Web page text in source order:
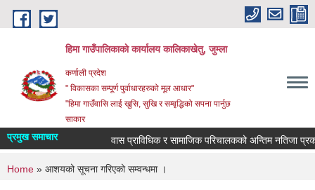
Skip to main content
हिमा गाउँपालिकाकाे कार्यालय कालिकाखेतु, जुम्ला
कर्णाली प्रदेश
" विकासका सम्पूर्ण पुर्वाधारहरुको मूल आधार"
"हिमा गाउँवासि लाई खुसि, सुखि र सम्वृद्धिको सपना पार्नुछ
साकार
प्रमुख समाचार वास प्राविधिक र सामाजिक परिचालकको अन्तिम नतिजा
You are here
Home » आशयको सूचना गरिएको सम्वन्धमा ।